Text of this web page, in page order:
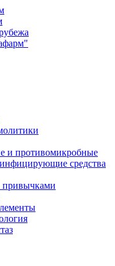
и противомикробные
средства
привычками